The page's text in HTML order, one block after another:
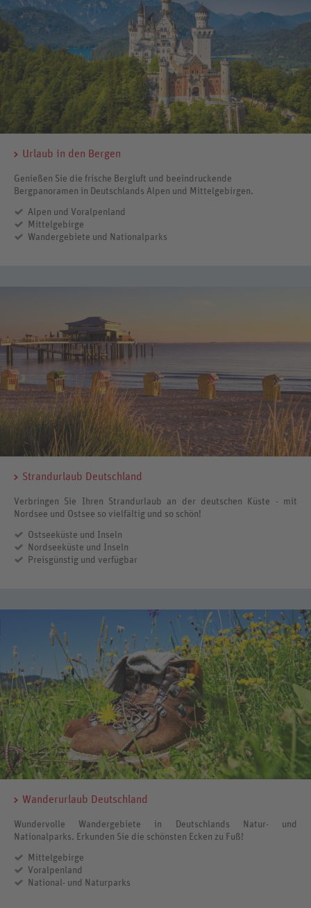
Urlaub in den Bergen
Genießen Sie die frische Bergluft und beeindruckende
Bergpanoramen in Deutschlands Alpen und Mittelgebirgen.
Alpen und Voralpenland
Mittelgebirge
Wandergebiete und Nationalparks
Strandurlaub Deutschland
Verbringen Sie Ihren Strandurlaub an der deutschen Küste - mit
Nordsee und Ostsee so vielfältig und so schön!
Ostseeküste und Inseln
Nordseeküste und Inseln
Preisgünstig und verfügbar
Wanderurlaub Deutschland
Wundervolle Wandergebiete in Deutschlands Natur- und
Nationalparks. Erkunden Sie die schönsten Ecken zu Fuß!
Mittelgebirge
Voralpenland
National- und Naturparks